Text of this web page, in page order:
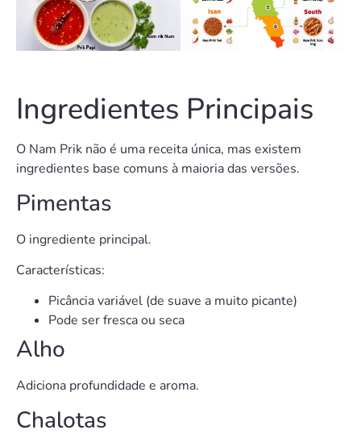
Ingredientes Principais
O Nam Prik não é uma receita única, mas existem
ingredientes base comuns à maioria das versões.
Pimentas
O ingrediente principal.
Características:
Picância variável (de suave a muito picante)
Pode ser fresca ou seca
Alho
Adiciona profundidade e aroma.
Chalotas